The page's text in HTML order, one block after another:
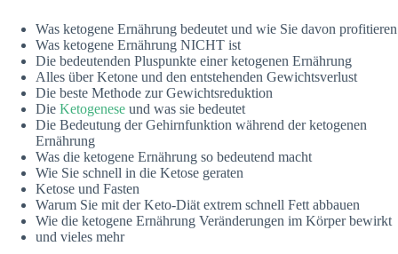
Was ketogene Ernährung bedeutet und wie Sie davon profitieren
Was ketogene Ernährung NICHT ist
Die bedeutenden Pluspunkte einer ketogenen Ernährung
Alles über Ketone und den entstehenden Gewichtsverlust
Die beste Methode zur Gewichtsreduktion
Die Ketogenese und was sie bedeutet
Die Bedeutung der Gehirnfunktion während der ketogenen
Ernährung
Was die ketogene Ernährung so bedeutend macht
Wie Sie schnell in die Ketose geraten
Ketose und Fasten
Warum Sie mit der Keto-Diät extrem schnell Fett abbauen
Wie die ketogene Ernährung Veränderungen im Körper bewirkt
und vieles mehr